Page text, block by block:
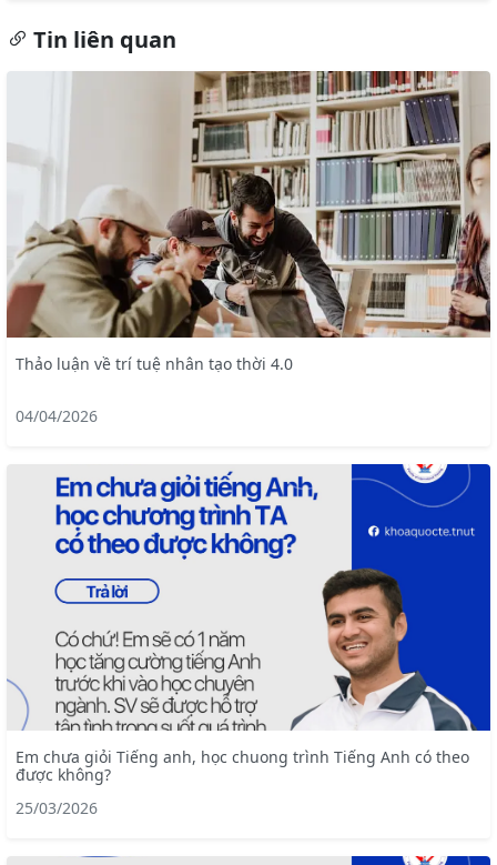
Tin liên quan
Thảo luận về trí tuệ nhân tạo thời 4.0
04/04/2026
Em chưa giỏi Tiếng anh, học chuong trình Tiếng Anh có theo
được không?
25/03/2026